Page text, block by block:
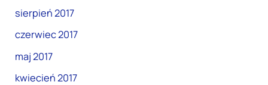
sierpień 2017
czerwiec 2017
maj 2017
kwiecień 2017